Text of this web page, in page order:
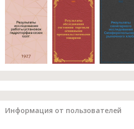
Информация от пользователей